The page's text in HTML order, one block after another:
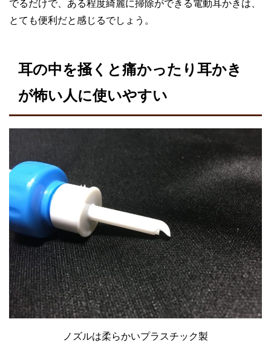
でるだけで、ある程度綺麗に掃除ができる電動耳かきは、
とても便利だと感じるでしょう。
耳の中を掻くと痛かったり耳かき
が怖い人に使いやすい
ノズルは柔らかいプラスチック製